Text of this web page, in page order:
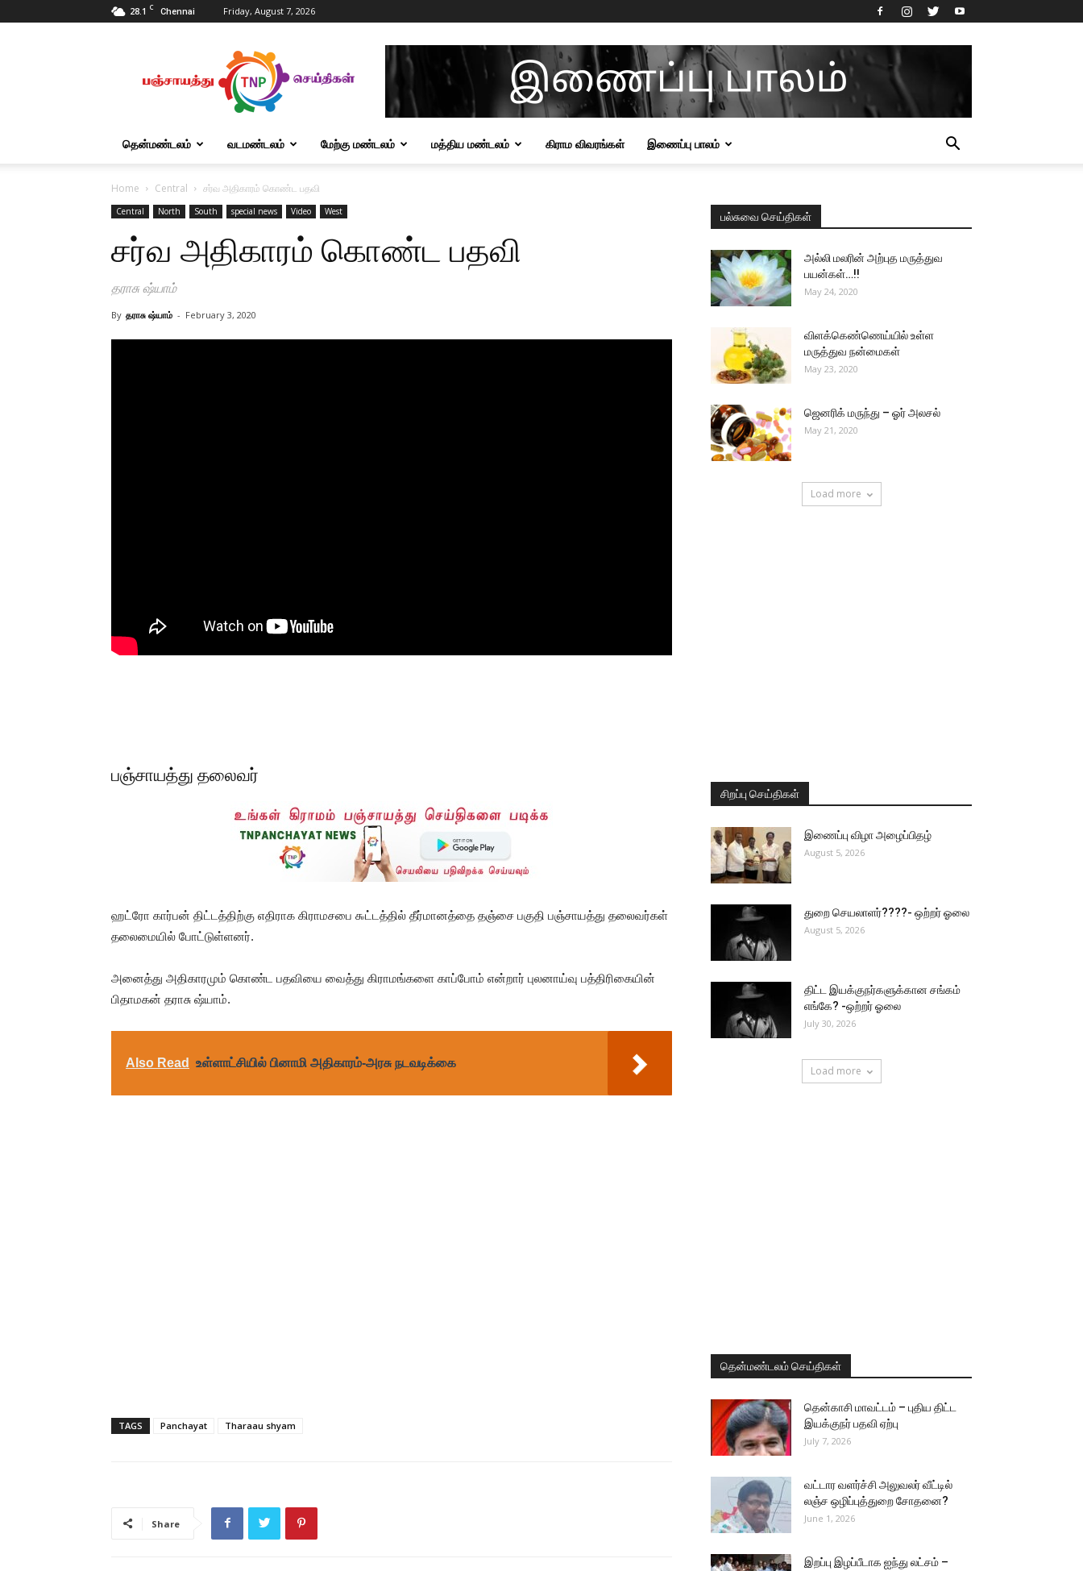
28.1 C Chennai Friday, August 7, 2026
Tnpanchayat
தென்மண்டலம் வடமண்டலம் மேற்கு மண்டலம் மத்திய மண்டலம் கிராம விவரங்கள் இணைப்பு பாலம்
Home Central சர்வ அதிகாரம் கொண்ட பதவி
Central North South special news Video West
சர்வ அதிகாரம் கொண்ட பதவி
தராசு ஷ்யாம்
By தராசு ஷ்யாம் - February 3, 2020
பஞ்சாயத்து தலைவர்
ஹட்ரோ கார்பன் திட்டத்திற்கு எதிராக கிராமசபை ௯ட்டத்தில் தீர்மானத்தை தஞ்சை பகுதி பஞ்சாயத்து தலைவர்கள்
தலைமையில் போட்டுள்ளனர்.
அனைத்து அதிகாரமும் கொண்ட பதவியை வைத்து கிராமங்களை காப்போம் என்றார் புலனாய்வு பத்திரிகையின்
பிதாமகன் தராசு ஷ்யாம்.
Also Read உள்ளாட்சியில் பினாமி அதிகாரம்-அரசு நடவடிக்கை
TAGS Panchayat Tharaau shyam
Share
பல்சுவை செய்திகள்
அல்லி மலரின் அற்புத மருத்துவ
பயன்கள்…!!
May 24, 2020
விளக்கெண்ணெய்யில் உள்ள
மருத்துவ நன்மைகள்
May 23, 2020
ஜெனரிக் மருந்து – ஓர் அலசல்
May 21, 2020
Load more
சிறப்பு செய்திகள்
இணைப்பு விழா அழைப்பிதழ்
August 5, 2026
துறை செயலாளர்????- ஒற்றர் ஓலை
August 5, 2026
திட்ட இயக்குநர்களுக்கான சங்கம்
எங்கே? -ஒற்றர் ஓலை
July 30, 2026
Load more
தென்மண்டலம் செய்திகள்
தென்காசி மாவட்டம் – புதிய திட்ட
இயக்குநர் பதவி ஏற்பு
July 7, 2026
வட்டார வளர்ச்சி அலுவலர் வீட்டில்
லஞ்ச ஒழிப்புத்துறை சோதனை?
June 1, 2026
இறப்பு இழப்பீடாக ஐந்து லட்சம் –